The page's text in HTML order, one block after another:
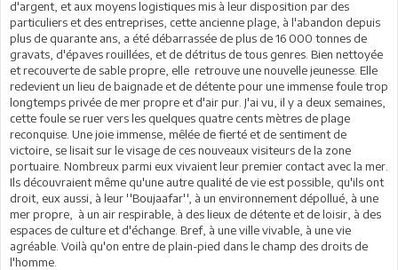
d'argent, et aux moyens logistiques mis à leur disposition par des
particuliers et des entreprises, cette ancienne plage, à l'abandon depuis
plus de quarante ans, a été débarrassée de plus de 16 000 tonnes de
gravats, d'épaves rouillées, et de détritus de tous genres. Bien nettoyée
et recouverte de sable propre, elle retrouve une nouvelle jeunesse. Elle
redevient un lieu de baignade et de détente pour une immense foule trop
longtemps privée de mer propre et d'air pur. J'ai vu, il y a deux semaines,
cette foule se ruer vers les quelques quatre cents mètres de plage
reconquise. Une joie immense, mêlée de fierté et de sentiment de
victoire, se lisait sur le visage de ces nouveaux visiteurs de la zone
portuaire. Nombreux parmi eux vivaient leur premier contact avec la mer.
Ils découvraient même qu'une autre qualité de vie est possible, qu'ils ont
droit, eux aussi, à leur ''Boujaafar'', à un environnement dépollué, à une
mer propre, à un air respirable, à des lieux de détente et de loisir, à des
espaces de culture et d'échange. Bref, à une ville vivable, à une vie
agréable. Voilà qu'on entre de plain-pied dans le champ des droits de
l'homme.